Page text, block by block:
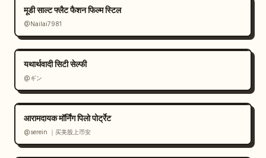
मूडी साल्ट फ्लैट फैशन फिल्म स्टिल
@Nailai7981
यथार्थवादी सिटी सेल्फी
@ギン
आरामदायक मॉर्निंग पिलो पोर्ट्रेट
@serein ｜买美股上币安